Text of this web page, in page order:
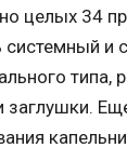
целых 34
системный и
типа,
заглушки.